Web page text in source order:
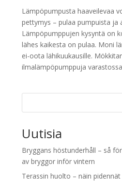
Lämpöpumpusta haaveilevaa
pettymys – pulaa pumpuista ja
Lämpöpumppujen kysyntä on
lähes kaikesta on pulaa. Moni
ei-oota lähikuukausille.
ilmalämpöpumppuja
Uutisia
Bryggans höstunderhåll – så
av bryggor inför vintern
Terassin huolto – näin